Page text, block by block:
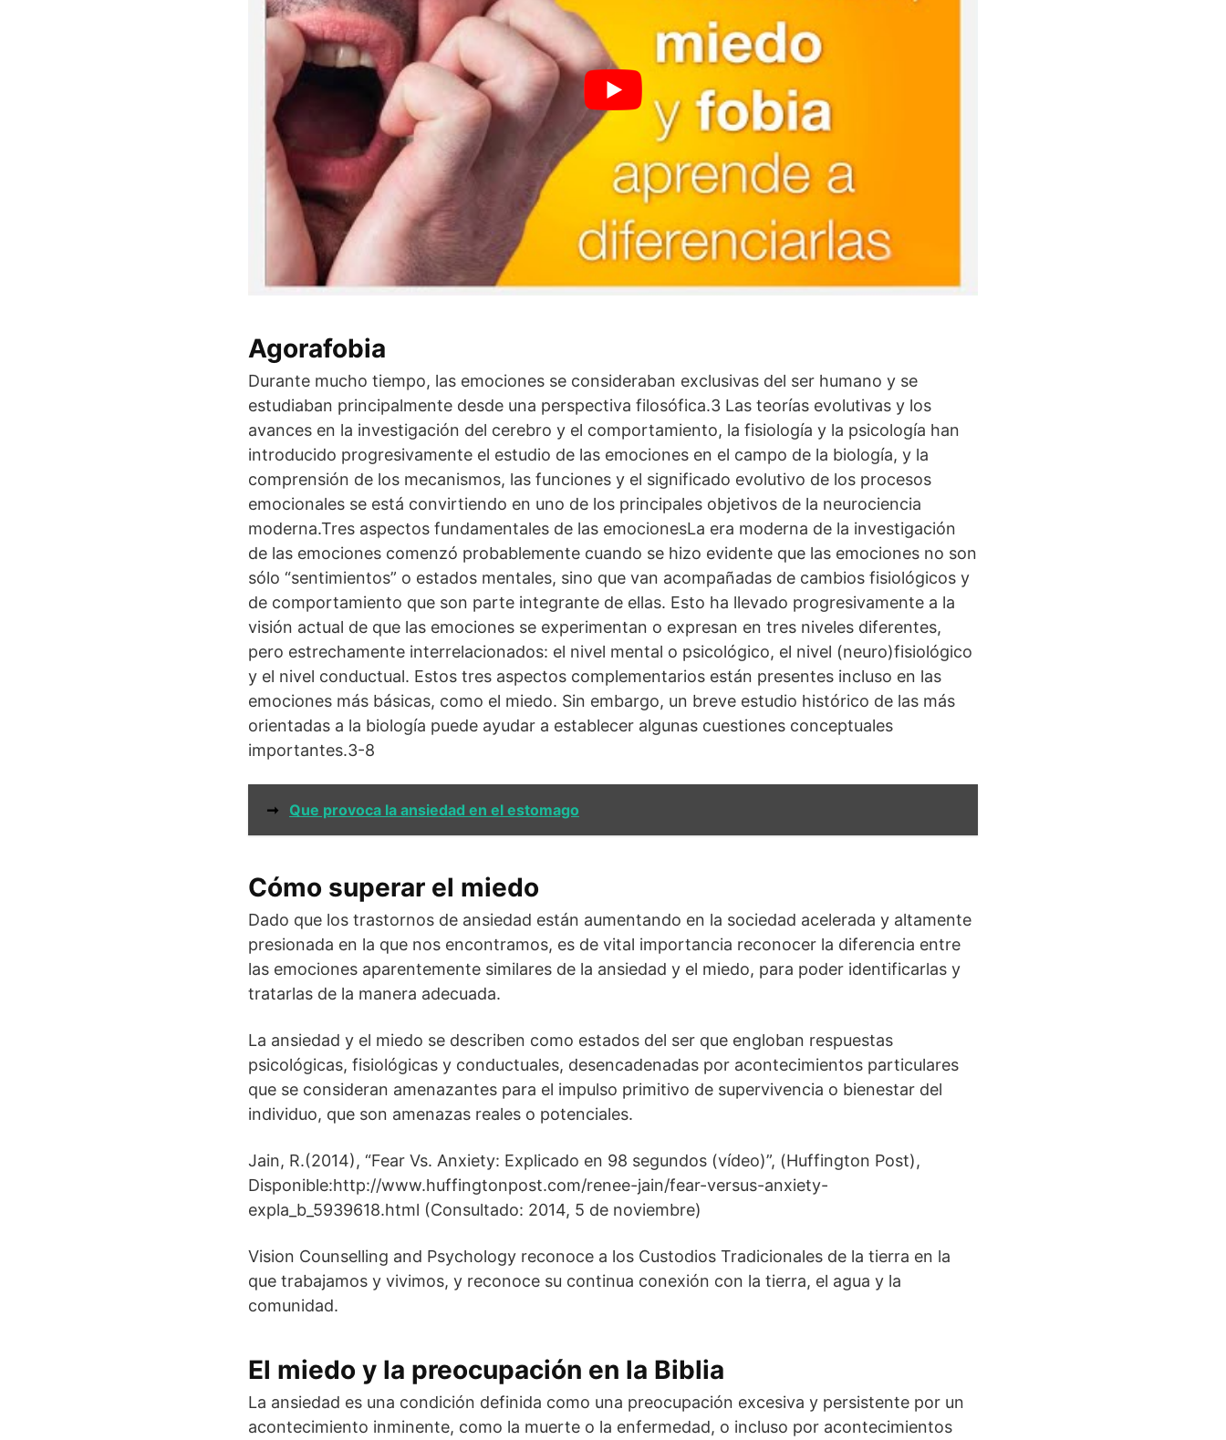
Agorafobia
Durante mucho tiempo, las emociones se consideraban exclusivas del ser humano y se
estudiaban principalmente desde una perspectiva filosófica.3 Las teorías evolutivas y los
avances en la investigación del cerebro y el comportamiento, la fisiología y la psicología han
introducido progresivamente el estudio de las emociones en el campo de la biología, y la
comprensión de los mecanismos, las funciones y el significado evolutivo de los procesos
emocionales se está convirtiendo en uno de los principales objetivos de la neurociencia
moderna.Tres aspectos fundamentales de las emocionesLa era moderna de la investigación
de las emociones comenzó probablemente cuando se hizo evidente que las emociones no son
sólo “sentimientos” o estados mentales, sino que van acompañadas de cambios fisiológicos y
de comportamiento que son parte integrante de ellas. Esto ha llevado progresivamente a la
visión actual de que las emociones se experimentan o expresan en tres niveles diferentes,
pero estrechamente interrelacionados: el nivel mental o psicológico, el nivel (neuro)fisiológico
y el nivel conductual. Estos tres aspectos complementarios están presentes incluso en las
emociones más básicas, como el miedo. Sin embargo, un breve estudio histórico de las más
orientadas a la biología puede ayudar a establecer algunas cuestiones conceptuales
importantes.3-8
➞ Que provoca la ansiedad en el estomago
Cómo superar el miedo
Dado que los trastornos de ansiedad están aumentando en la sociedad acelerada y altamente
presionada en la que nos encontramos, es de vital importancia reconocer la diferencia entre
las emociones aparentemente similares de la ansiedad y el miedo, para poder identificarlas y
tratarlas de la manera adecuada.
La ansiedad y el miedo se describen como estados del ser que engloban respuestas
psicológicas, fisiológicas y conductuales, desencadenadas por acontecimientos particulares
que se consideran amenazantes para el impulso primitivo de supervivencia o bienestar del
individuo, que son amenazas reales o potenciales.
Jain, R.(2014), “Fear Vs. Anxiety: Explicado en 98 segundos (vídeo)”, (Huffington Post),
Disponible:http://www.huffingtonpost.com/renee-jain/fear-versus-anxiety-
expla_b_5939618.html (Consultado: 2014, 5 de noviembre)
Vision Counselling and Psychology reconoce a los Custodios Tradicionales de la tierra en la
que trabajamos y vivimos, y reconoce su continua conexión con la tierra, el agua y la
comunidad.
El miedo y la preocupación en la Biblia
La ansiedad es una condición definida como una preocupación excesiva y persistente por un
acontecimiento inminente, como la muerte o la enfermedad, o incluso por acontecimientos